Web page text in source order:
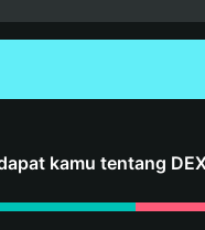
kamu tentang